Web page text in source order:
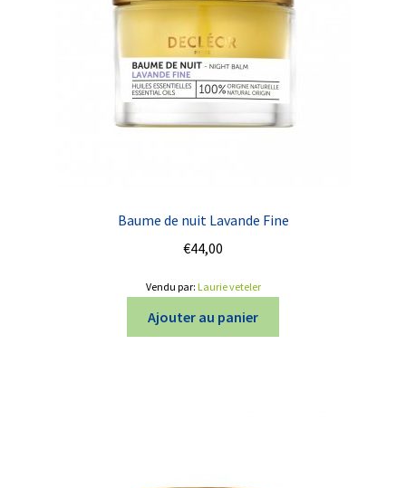
Baume de nuit Lavande Fine
€44,00
Vendu par: Laurie veteler
Ajouter au panier